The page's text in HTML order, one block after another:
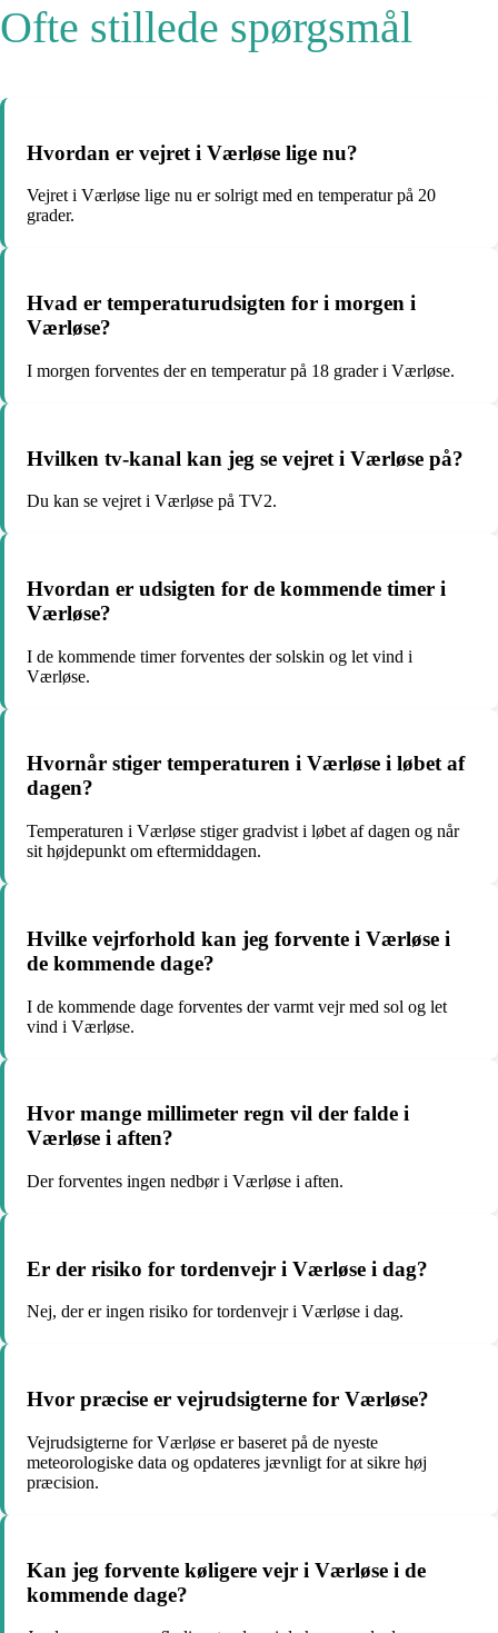
Ofte stillede spørgsmål
Hvordan er vejret i Værløse lige nu?
Vejret i Værløse lige nu er solrigt med en temperatur på 20
grader.
Hvad er temperaturudsigten for i morgen i
Værløse?
I morgen forventes der en temperatur på 18 grader i Værløse.
Hvilken tv-kanal kan jeg se vejret i Værløse på?
Du kan se vejret i Værløse på TV2.
Hvordan er udsigten for de kommende timer i
Værløse?
I de kommende timer forventes der solskin og let vind i
Værløse.
Hvornår stiger temperaturen i Værløse i løbet af
dagen?
Temperaturen i Værløse stiger gradvist i løbet af dagen og når
sit højdepunkt om eftermiddagen.
Hvilke vejrforhold kan jeg forvente i Værløse i
de kommende dage?
I de kommende dage forventes der varmt vejr med sol og let
vind i Værløse.
Hvor mange millimeter regn vil der falde i
Værløse i aften?
Der forventes ingen nedbør i Værløse i aften.
Er der risiko for tordenvejr i Værløse i dag?
Nej, der er ingen risiko for tordenvejr i Værløse i dag.
Hvor præcise er vejrudsigterne for Værløse?
Vejrudsigterne for Værløse er baseret på de nyeste
meteorologiske data og opdateres jævnligt for at sikre høj
præcision.
Kan jeg forvente køligere vejr i Værløse i de
kommende dage?